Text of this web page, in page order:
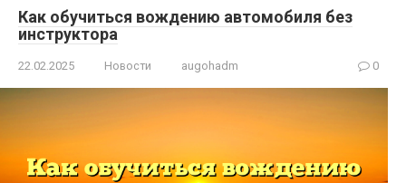
Как обучиться вождению автомобиля без
инструктора
22.02.2025 Новости augohadm 0